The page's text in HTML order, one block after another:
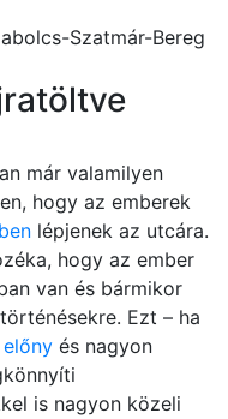
Szatmár-Bereg
már valamilyen
hogy az emberek
lépjenek az utcára.
hogy az ember
van és bármikor
Ezt – ha
előny és nagyon
is nagyon közeli